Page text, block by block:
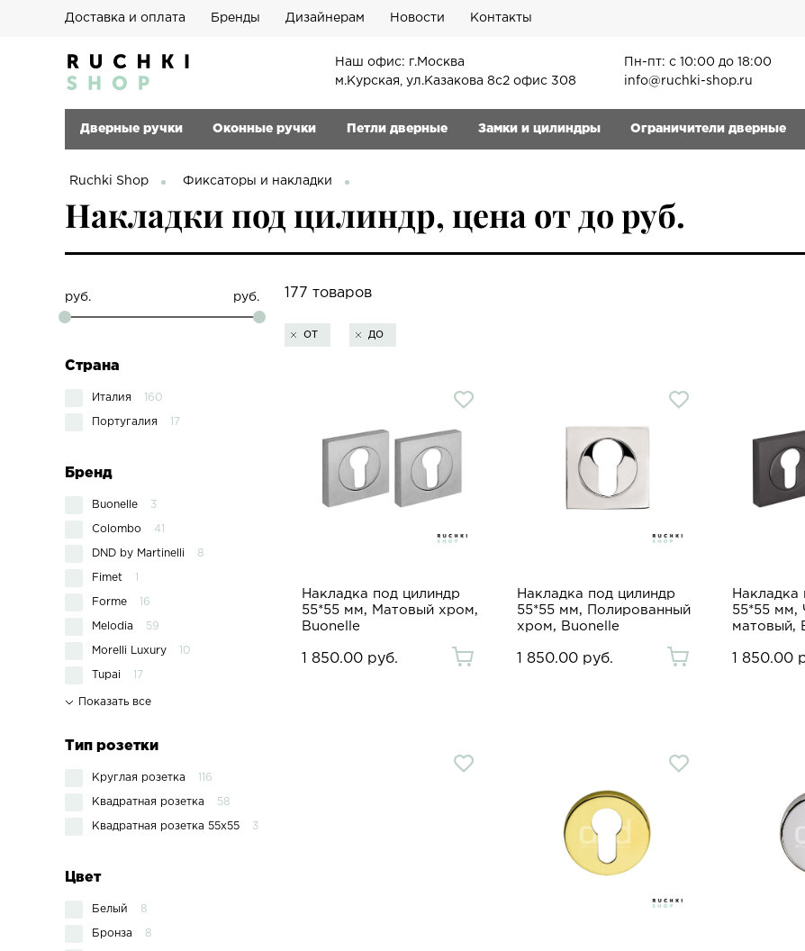
Доставка и оплата Бренды Дизайнерам Новости Контакты
Наш офис: г.Москва
м.Курская, ул.Казакова 8с2 офис 308
Пн-пт: с 10:00 до 18:00
info@ruchki-shop.ru
Дверные ручки Оконные ручки Петли дверные Замки и цилиндры Ограничители дверные
Ruchki Shop Фиксаторы и накладки
Накладки под цилиндр, цена от до руб.
руб. руб.
Страна
Италия 160
Португалия 17
Бренд
Buonelle 3
Colombo 41
DND by Martinelli 8
Fimet
Forme 16
Melodia 59
Morelli Luxury 10
Tupai 17
Показать все
Тип розетки
Круглая розетка 116
Квадратная розетка 58
Квадратная розетка 55х55 3
Цвет
Белый 8
Бронза 8
177 товаров
от до
Накладка под цилиндр
55*55 мм, Матовый хром,
Buonelle
1 850.00 руб.
Накладка под цилиндр
55*55 мм, Полированный
хром, Buonelle
1 850.00 руб.
Накладка
55*55 мм,
матовый,
1 850.00